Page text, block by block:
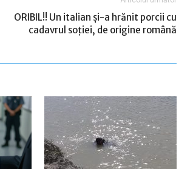
ORIBIL!! Un italian și-a hrănit porcii cu
cadavrul soției, de origine română